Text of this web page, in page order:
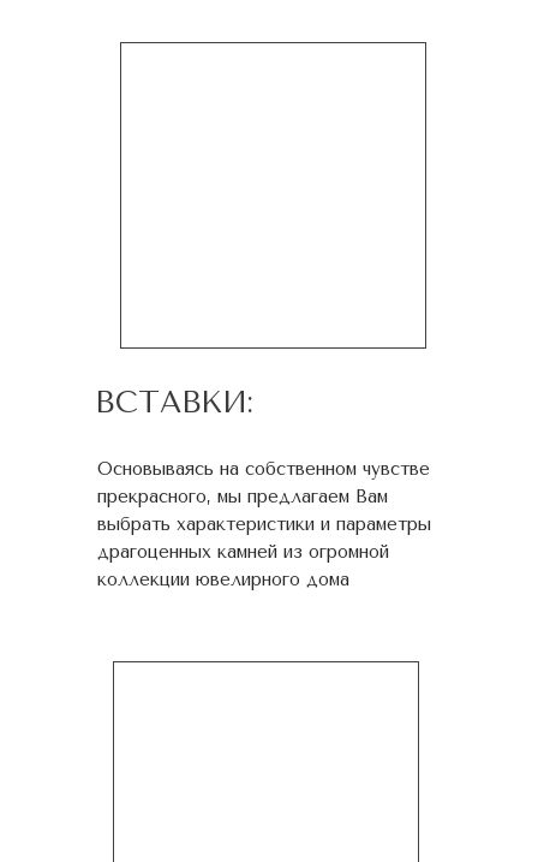
ВСТАВКИ:
Основываясь на собственном чувстве
прекрасного, мы предлагаем Вам
выбрать характеристики и параметры
драгоценных камней из огромной
коллекции ювелирного дома